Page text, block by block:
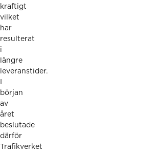
kraftigt
vilket
har
resulterat
i
längre
leveranstider.
början
av
året
beslutade
därför
Trafikverket